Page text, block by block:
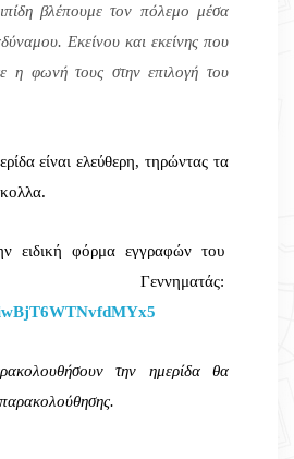
βλέπουμε τον πόλεμο μέσα
Εκείνου και εκείνης που
η φωνή τους στην επιλογή του
είναι ελεύθερη, τηρώντας τα
ειδική φόρμα εγγραφών του
την ημερίδα θα